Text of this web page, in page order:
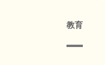
教育